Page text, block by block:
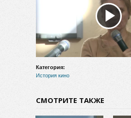
Категория:
История кино
СМОТРИТЕ ТАКЖЕ